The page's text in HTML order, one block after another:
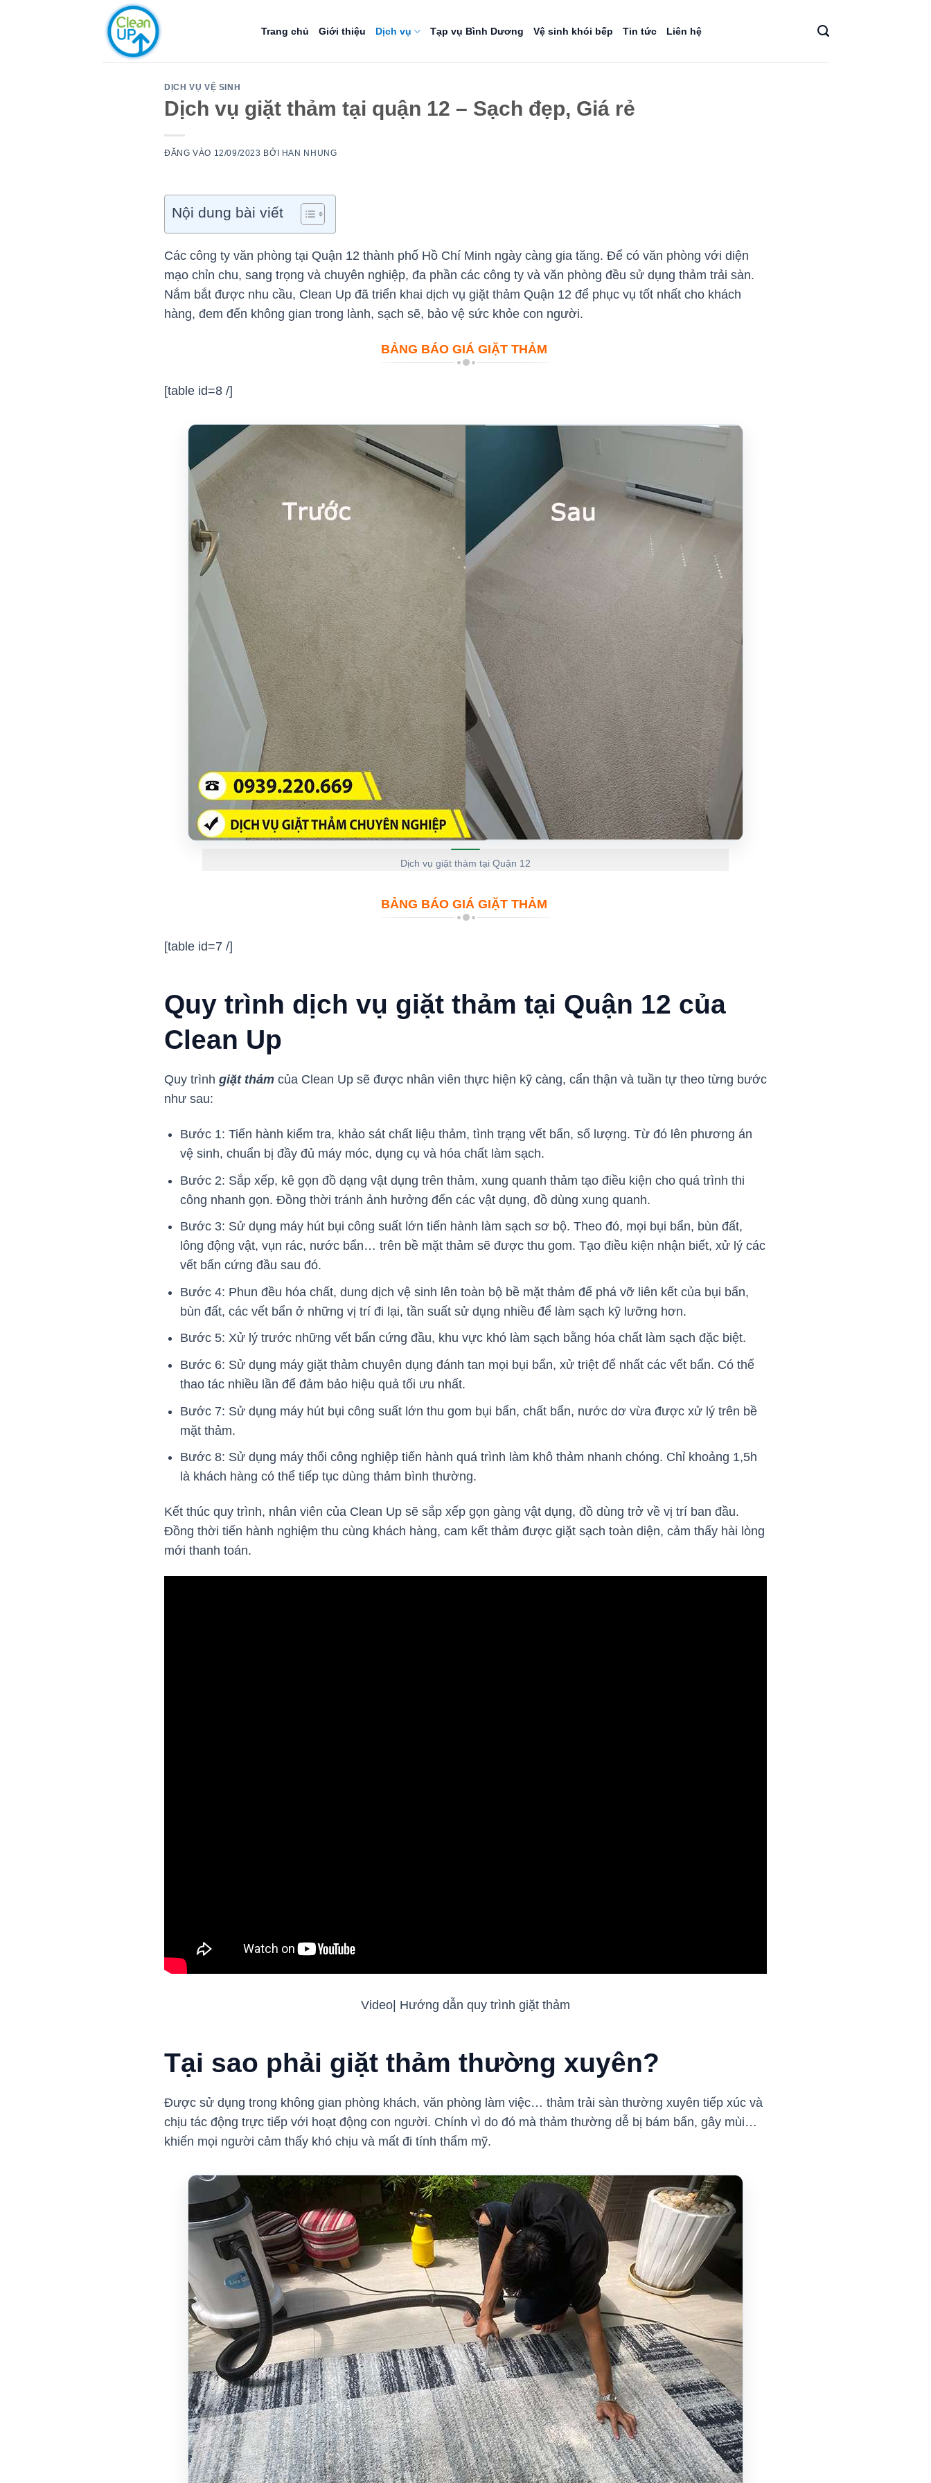
Trang chủ Giới thiệu Dịch vụ Tạp vụ Bình Dương Vệ sinh khói bếp Tin tức Liên hệ
DỊCH VỤ VỆ SINH
Dịch vụ giặt thảm tại quận 12 – Sạch đẹp, Giá rẻ
ĐĂNG VÀO 12/09/2023 BỞI HAN NHUNG
Nội dung bài viết
Các công ty văn phòng tại Quận 12 thành phố Hồ Chí Minh ngày càng gia tăng. Để có văn phòng với diện
mạo chỉn chu, sang trọng và chuyên nghiệp, đa phần các công ty và văn phòng đều sử dụng thảm trải sàn.
Nắm bắt được nhu cầu, Clean Up đã triển khai dịch vụ giặt thảm Quận 12 để phục vụ tốt nhất cho khách
hàng, đem đến không gian trong lành, sạch sẽ, bảo vệ sức khỏe con người.
BẢNG BÁO GIÁ GIẶT THẢM
[table id=8 /]
Dịch vụ giặt thảm tại Quận 12
BẢNG BÁO GIÁ GIẶT THẢM
[table id=7 /]
Quy trình dịch vụ giặt thảm tại Quận 12 của
Clean Up
Quy trình giặt thảm của Clean Up sẽ được nhân viên thực hiện kỹ càng, cẩn thận và tuần tự theo từng bước
như sau:
Bước 1: Tiến hành kiểm tra, khảo sát chất liệu thảm, tình trạng vết bẩn, số lượng. Từ đó lên phương án
vệ sinh, chuẩn bị đầy đủ máy móc, dụng cụ và hóa chất làm sạch.
Bước 2: Sắp xếp, kê gọn đồ dạng vật dụng trên thảm, xung quanh thảm tạo điều kiện cho quá trình thi
công nhanh gọn. Đồng thời tránh ảnh hưởng đến các vật dụng, đồ dùng xung quanh.
Bước 3: Sử dụng máy hút bụi công suất lớn tiến hành làm sạch sơ bộ. Theo đó, mọi bụi bẩn, bùn đất,
lông động vật, vụn rác, nước bẩn… trên bề mặt thảm sẽ được thu gom. Tạo điều kiện nhận biết, xử lý các
vết bẩn cứng đầu sau đó.
Bước 4: Phun đều hóa chất, dung dịch vệ sinh lên toàn bộ bề mặt thảm để phá vỡ liên kết của bụi bẩn,
bùn đất, các vết bẩn ở những vị trí đi lại, tần suất sử dụng nhiều để làm sạch kỹ lưỡng hơn.
Bước 5: Xử lý trước những vết bẩn cứng đầu, khu vực khó làm sạch bằng hóa chất làm sạch đặc biệt.
Bước 6: Sử dụng máy giặt thảm chuyên dụng đánh tan mọi bụi bẩn, xử triệt để nhất các vết bẩn. Có thể
thao tác nhiều lần để đảm bảo hiệu quả tối ưu nhất.
Bước 7: Sử dụng máy hút bụi công suất lớn thu gom bụi bẩn, chất bẩn, nước dơ vừa được xử lý trên bề
mặt thảm.
Bước 8: Sử dụng máy thổi công nghiệp tiến hành quá trình làm khô thảm nhanh chóng. Chỉ khoảng 1,5h
là khách hàng có thể tiếp tục dùng thảm bình thường.
Kết thúc quy trình, nhân viên của Clean Up sẽ sắp xếp gọn gàng vật dụng, đồ dùng trở về vị trí ban đầu.
Đồng thời tiến hành nghiệm thu cùng khách hàng, cam kết thảm được giặt sạch toàn diện, cảm thấy hài lòng
mới thanh toán.
Video| Hướng dẫn quy trình giặt thảm
Tại sao phải giặt thảm thường xuyên?
Được sử dụng trong không gian phòng khách, văn phòng làm việc… thảm trải sàn thường xuyên tiếp xúc và
chịu tác động trực tiếp với hoạt động con người. Chính vì do đó mà thảm thường dễ bị bám bẩn, gây mùi…
khiến mọi người cảm thấy khó chịu và mất đi tính thẩm mỹ.